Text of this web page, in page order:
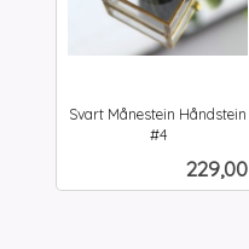
Svart Månestein Håndstein
#4
Pris
229,00